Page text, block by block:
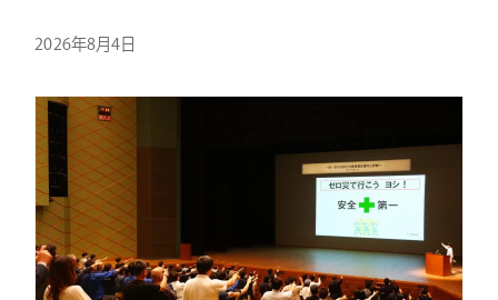
2026年8月4日